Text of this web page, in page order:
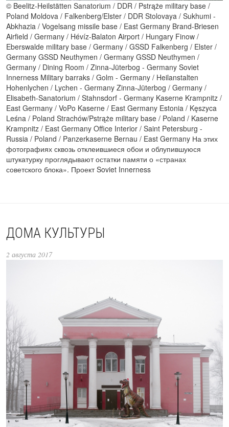
© Beelitz-Heilstätten Sanatorium / DDR / Pstrąże military base /
Poland Moldova / Falkenberg/Elster / DDR Stolovaya / Sukhumi -
Abkhazia / Vogelsang missile base / East Germany Brand-Briesen
Airfield / Germany / Hévíz-Balaton Airport / Hungary Finow /
Eberswalde military base / Germany / GSSD Falkenberg / Elster /
Germany GSSD Neuthymen / Germany GSSD Neuthymen /
Germany / Dining Room / Zinna-Jüterbog - Germany Soviet
Innerness Military barraks / Golm - Germany / Heilanstalten
Hohenlychen / Lychen - Germany Zinna-Jüterbog / Germany /
Elisabeth-Sanatorium / Stahnsdorf - Germany Kaserne Krampnitz /
East Germany / VoPo Kaserne / East Germany Estonia / Kęszyca
Leśna / Poland Strachów/Pstrąże military base / Poland / Kaserne
Krampnitz / East Germany Office Interior / Saint Petersburg -
Russia / Poland / Panzerkaserne Bernau / East Germany На этих
фотографиях сквозь отклеившиеся обои и облупившуюся
штукатурку проглядывают остатки памяти о «странах
советского блока». Проект Soviet Innerness
ДОМА КУЛЬТУРЫ
2 августа 2017